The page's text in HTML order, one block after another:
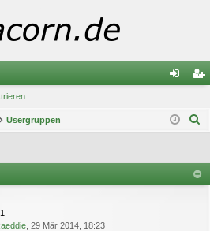
m ist
re
Usergruppen
e
, 29 Mär 2014, 18:23